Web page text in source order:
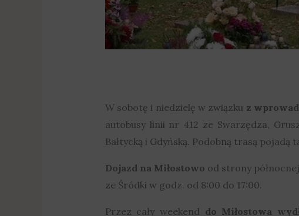
W sobotę i niedzielę w związku z
autobusy linii nr 412 ze Swarzędza,
Bałtycką i Gdyńską. Podobną trasą pojadą
Dojazd na Miłostowo od strony
ze Śródki w godz. od 8:00 do 17:00.
Przez cały weekend do Miłostowa